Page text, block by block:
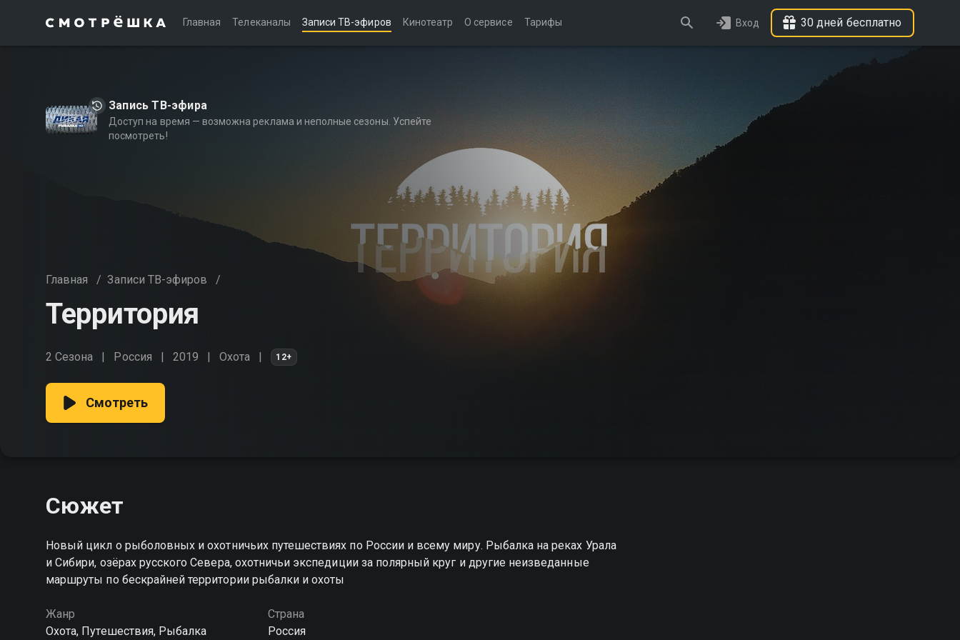
Главная Телеканалы Записи ТВ-эфиров Кинотеатр О сервисе Тарифы Вход 30 дней бесплатно
Запись ТВ-эфира
Доступ на время — возможна реклама и неполные сезоны. Успейте
посмотреть!
Главная / Записи ТВ-эфиров /
Территория
2 Сезона Россия 2019 Охота 12+
Смотреть
Сюжет
Новый цикл о рыболовных и охотничьих путешествиях по России и всему миру. Рыбалка на реках Урала
и Сибири, озёрах русского Севера, охотничьи экспедиции за полярный круг и другие неизведанные
маршруты по бескрайней территории рыбалки и охоты
Жанр
Охота, Путешествия, Рыбалка
Страна
Россия